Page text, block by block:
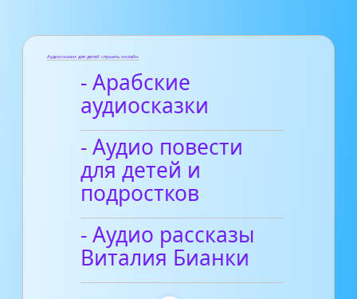
Аудиосказки для детей слушать онлайн
- Арабские
аудиосказки
- Аудио повести
для детей и
подростков
- Аудио рассказы
Виталия Бианки